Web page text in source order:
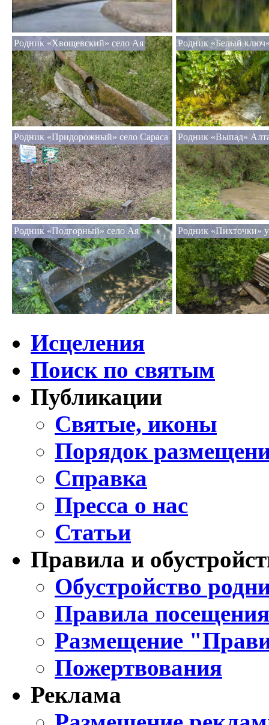
Родник «Хвощевский» село Ая Родник «Белый
Родник «Придорожный» село Сараса Родник «Выпад»
Родник «Подгорный» село Ая Родник «Пихточки» у
Исцеления
Поиск по святым
Публикации
Святые, иконы
Порядок
Справка
Пресса о нас
Статьи
Правила и
Обустройство
Правила
Размещение
Пожертвования
Реклама